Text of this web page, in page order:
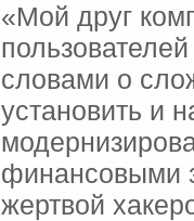
«Мой друг
словами о
установить и
финансовыми
жертвой